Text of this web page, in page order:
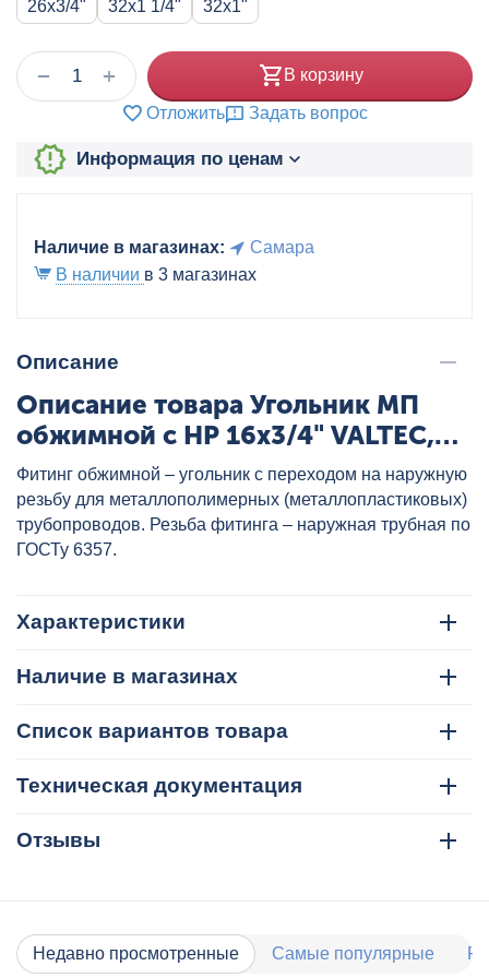
26x3/4" 32x1 1/4" 32x1"
+
− В корзину
Отложить Задать вопрос
Информация по ценам
Наличие в магазинах:
Самара
В наличии в 3 магазинах
Описание
Описание товара Угольник МП
обжимной с НР 16x3/4" VALTEC,
артикул: VTm.353.N.001605
Фитинг обжимной – угольник с переходом на наружную
резьбу для металлополимерных (металлопластиковых)
трубопроводов. Резьба фитинга – наружная трубная по
ГОСТу 6357.
Характеристики
Наличие в магазинах
Список вариантов товара
Техническая документация
Отзывы
Недавно просмотренные Самые популярные